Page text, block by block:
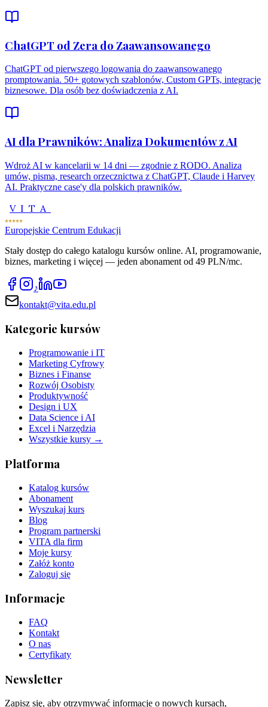
ChatGPT od Zera do Zaawansowanego
ChatGPT od pierwszego logowania do zaawansowanego
promptowania. 50+ gotowych szablonów, Custom GPTs, integracje
biznesowe. Dla osób bez doświadczenia z AI.
AI dla Prawników: Analiza Dokumentów z AI
Wdroż AI w kancelarii w 14 dni — zgodnie z RODO. Analiza
umów, pisma, research orzecznictwa z ChatGPT, Claude i Harvey
AI. Praktyczne case'y dla polskich prawników.
VITA
Europejskie Centrum Edukacji
Stały dostęp do całego katalogu kursów online. AI, programowanie,
biznes, marketing i więcej — jeden abonament od 49 PLN/mc.
♪
kontakt@vita.edu.pl
Kategorie kursów
Programowanie i IT
Marketing Cyfrowy
Biznes i Finanse
Rozwój Osobisty
Produktywność
Design i UX
Data Science i AI
Excel i Narzędzia
Wszystkie kursy →
Platforma
Katalog kursów
Abonament
Wyszukaj kurs
Blog
Program partnerski
VITA dla firm
Moje kursy
Załóż konto
Zaloguj się
Informacje
FAQ
Kontakt
O nas
Certyfikaty
Newsletter
Zapisz się, aby otrzymywać informacje o nowych kursach,